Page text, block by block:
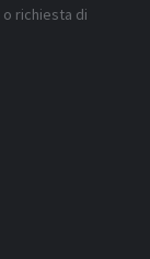
richiesta di